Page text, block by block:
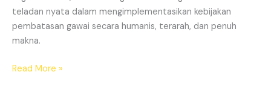
teladan nyata dalam mengimplementasikan kebijakan
pembatasan gawai secara humanis, terarah, dan penuh
makna.
Read More »